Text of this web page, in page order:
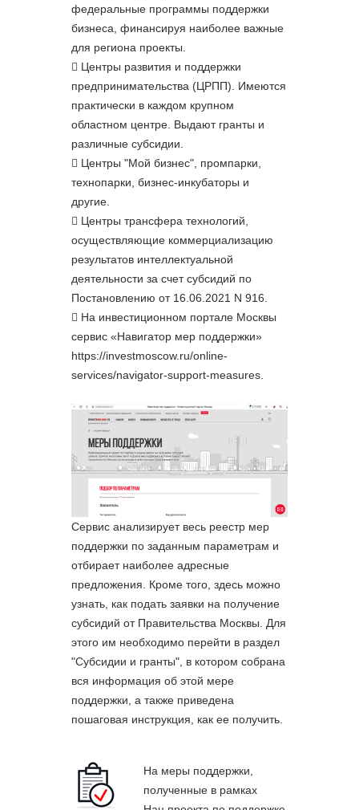
федеральные программы поддержки
бизнеса, финансируя наиболее важные
для региона проекты.
Центры развития и поддержки
предпринимательства (ЦРПП). Имеются
практически в каждом крупном
областном центре. Выдают гранты и
различные субсидии.
Центры "Мой бизнес", промпарки,
технопарки, бизнес-инкубаторы и
другие.
Центры трансфера технологий,
осуществляющие коммерциализацию
результатов интеллектуальной
деятельности за счет субсидий по
Постановлению от 16.06.2021 N 916.
На инвестиционном портале Москвы
сервис «Навигатор мер поддержки»
https://investmoscow.ru/online-
services/navigator-support-measures.
Сервис анализирует весь реестр мер
поддержки по заданным параметрам и
отбирает наиболее адресные
предложения. Кроме того, здесь можно
узнать, как подать заявки на получение
субсидий от Правительства Москвы. Для
этого им необходимо перейти в раздел
"Субсидии и гранты", в котором собрана
вся информация об этой мере
поддержки, а также приведена
пошаговая инструкция, как ее получить.
На меры поддержки,
полученные в рамках